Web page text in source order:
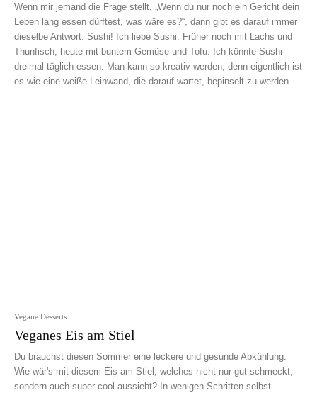
Wenn mir jemand die Frage stellt, „Wenn du nur noch ein Gericht dein
Leben lang essen dürftest, was wäre es?“, dann gibt es darauf immer
dieselbe Antwort: Sushi! Ich liebe Sushi. Früher noch mit Lachs und
Thunfisch, heute mit buntem Gemüse und Tofu. Ich könnte Sushi
dreimal täglich essen. Man kann so kreativ werden, denn eigentlich ist
es wie eine weiße Leinwand, die darauf wartet, bepinselt zu werden...
Vegane Desserts
Veganes Eis am Stiel
Du brauchst diesen Sommer eine leckere und gesunde Abkühlung.
Wie wär's mit diesem Eis am Stiel, welches nicht nur gut schmeckt,
sondern auch super cool aussieht? In wenigen Schritten selbst